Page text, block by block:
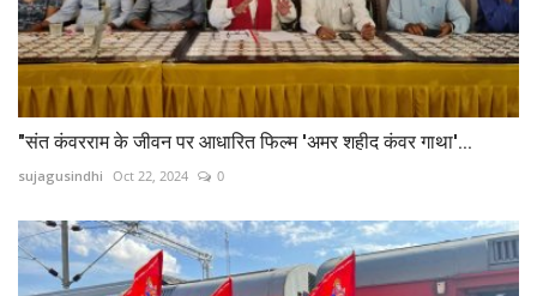
"संत कंवरराम के जीवन पर आधारित फिल्म 'अमर शहीद कंवर गाथा'...
sujagusindhi Oct 22, 2024 0